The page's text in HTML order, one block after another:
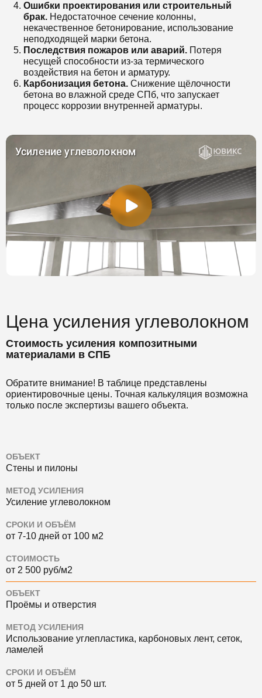
Ошибки проектирования или строительный
брак. Недостаточное сечение колонны,
некачественное бетонирование, использование
неподходящей марки бетона.
Последствия пожаров или аварий. Потеря
несущей способности из-за термического
воздействия на бетон и арматуру.
Карбонизация бетона. Снижение щёлочности
бетона во влажной среде СПб, что запускает
процесс коррозии внутренней арматуры.
Цена усиления углеволокном
Стоимость усиления композитными
материалами в СПБ
Обратите внимание! В таблице представлены
ориентировочные цены. Точная калькуляция возможна
только после экспертизы вашего объекта.
ОБЪЕКТ
Стены и пилоны
МЕТОД УСИЛЕНИЯ
Усиление углеволокном
СРОКИ И ОБЪЁМ
от 7-10 дней от 100 м2
СТОИМОСТЬ
от 2 500 руб/м2
ОБЪЕКТ
Проёмы и отверстия
МЕТОД УСИЛЕНИЯ
Использование углепластика, карбоновых лент, сеток,
ламелей
СРОКИ И ОБЪЁМ
от 5 дней от 1 до 50 шт.